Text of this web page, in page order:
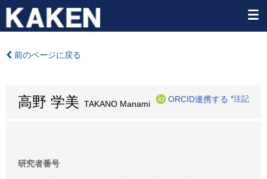
前のページに戻る
高野 学美 TAKANO Manami
ORCID連携する *注記
研究者番号